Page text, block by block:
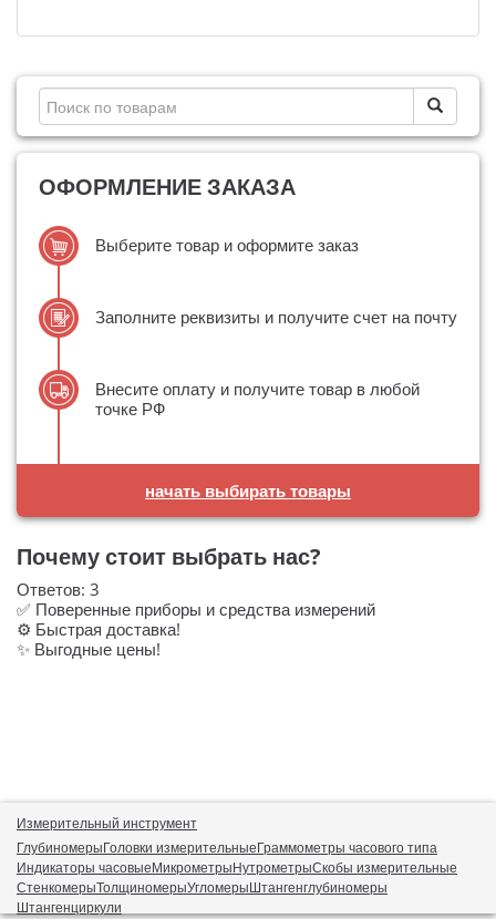
ОФОРМЛЕНИЕ ЗАКАЗА
Выберите товар и оформите заказ
Заполните реквизиты и получите счет на почту
Внесите оплату и получите товар в любой
точке РФ
начать выбирать товары
Почему стоит выбрать нас?
Ответов: 3
✅ Поверенные приборы и средства измерений
⚙️ Быстрая доставка!
✨ Выгодные цены!
Измерительный инструмент
ГлубиномерыГоловки измерительныеГраммометры часового типа
Индикаторы часовыеМикрометрыНутрометрыСкобы измерительные
СтенкомерыТолщиномерыУгломерыШтангенглубиномеры
Штангенциркули